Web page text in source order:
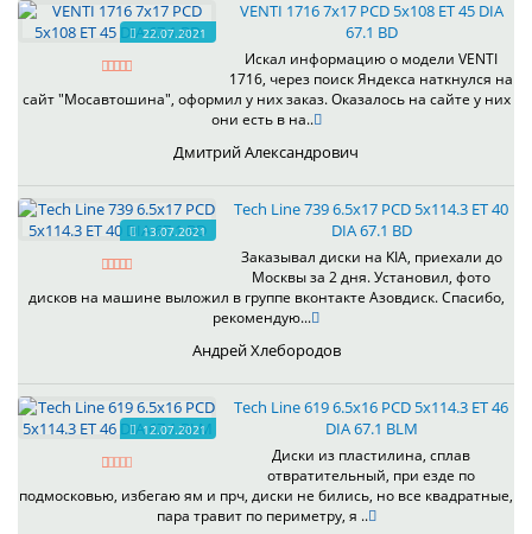
22.07.2021
VENTI 1716 7x17 PCD 5x108 ET 45 DIA
67.1 BD
Искал информацию о модели VENTI
1716, через поиск Яндекса наткнулся на
сайт "Мосавтошина", оформил у них заказ. Оказалось на сайте у них
они есть в на..
Дмитрий Александрович
13.07.2021
Tech Line 739 6.5x17 PCD 5x114.3 ET 40
DIA 67.1 BD
Заказывал диски на KIA, приехали до
Москвы за 2 дня. Установил, фото
дисков на машине выложил в группе вконтакте Азовдиск. Спасибо,
рекомендую...
Андрей Хлебородов
12.07.2021
Tech Line 619 6.5x16 PCD 5x114.3 ET 46
DIA 67.1 BLM
Диски из пластилина, сплав
отвратительный, при езде по
подмосковью, избегаю ям и прч, диски не бились, но все квадратные,
пара травит по периметру, я ..